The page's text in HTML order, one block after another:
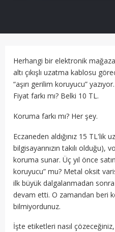
Herhangi bir elektronik
altı çıkışlı uzatma kablosu
“aşırı gerilim koruyucu”
Fiyat farkı mı? Belki 10 TL.
Koruma farkı mı? Her şey.
Eczaneden aldığınız 15 TL'lik
bilgisayarınızın takılı olduğu),
koruma sunar. Üç yıl önce satın
koruyucu” mu? Metal oksit
ilk büyük dalgalanmadan
devam etti. O zamandan beri
bilmiyordunuz.
İşte etiketleri nasıl